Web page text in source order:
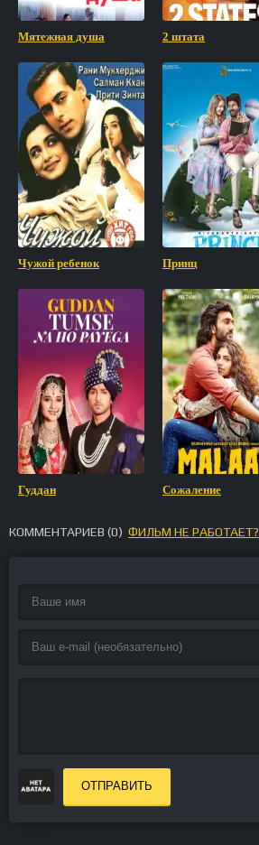
Мятежная душа 2 штата
Чужой ребенок Принц
Гуддан Сожаление
КОММЕНТАРИЕВ (0) ФИЛЬМ НЕ РАБОТАЕТ?
ОТПРАВИТЬ